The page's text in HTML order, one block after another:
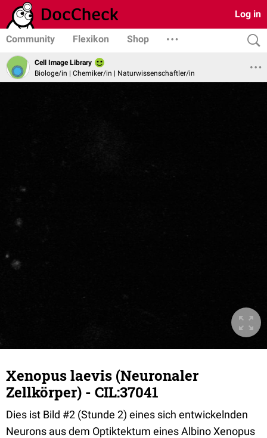
Log in
Community Flexikon Shop
Cell Image Library
Biologe/in | Chemiker/in | Naturwissenschaftler/in
Xenopus laevis (Neuronaler
Zellkörper) - CIL:37041
Dies ist Bild #2 (Stunde 2) eines sich entwickelnden
Neurons aus dem Optiktektum eines Albino Xenopus